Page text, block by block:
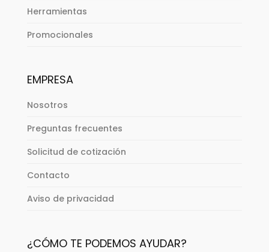
Herramientas
Promocionales
EMPRESA
Nosotros
Preguntas frecuentes
Solicitud de cotización
Contacto
Aviso de privacidad
¿CÓMO TE PODEMOS AYUDAR?